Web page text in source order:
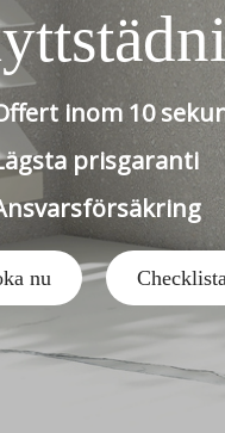
inom 10
prisgaranti
nu Checklista